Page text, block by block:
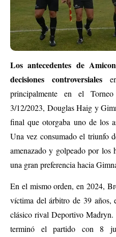
Los antecedentes de
decisiones controversialesen
principalmente en el
3/12/2023, Douglas Haig y
final que otorgaba uno de los
Una vez consumado el triunfo
amenazado y golpeado por los
una gran preferencia hacia
En el mismo orden, en 2024,
víctima del árbitro de 39 años,
clásico rival Deportivo Madryn.
terminó el partido con 8